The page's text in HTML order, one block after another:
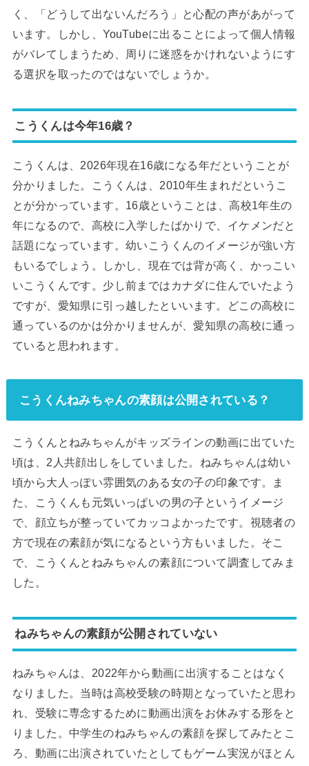
く、「どうして出ないんだろう」と心配の声があがって
います。しかし、YouTubeに出ることによって個人情報
がバレてしまうため、周りに迷惑をかけれないようにす
る選択を取ったのではないでしょうか。
こうくんは今年16歳？
こうくんは、2026年現在16歳になる年だということが
分かりました。こうくんは、2010年生まれだというこ
とが分かっています。16歳ということは、高校1年生の
年になるので、高校に入学したばかりで、イケメンだと
話題になっています。幼いこうくんのイメージが強い方
もいるでしょう。しかし、現在では背が高く、かっこい
いこうくんです。少し前まではカナダに住んでいたよう
ですが、愛知県に引っ越したといいます。どこの高校に
通っているのかは分かりませんが、愛知県の高校に通っ
ていると思われます。
こうくんねみちゃんの素顔は公開されている？
こうくんとねみちゃんがキッズラインの動画に出ていた
頃は、2人共顔出しをしていました。ねみちゃんは幼い
頃から大人っぽい雰囲気のある女の子の印象です。ま
た、こうくんも元気いっぱいの男の子というイメージ
で、顔立ちが整っていてカッコよかったです。視聴者の
方で現在の素顔が気になるという方もいました。そこ
で、こうくんとねみちゃんの素顔について調査してみま
した。
ねみちゃんの素顔が公開されていない
ねみちゃんは、2022年から動画に出演することはなく
なりました。当時は高校受験の時期となっていたと思わ
れ、受験に専念するために動画出演をお休みする形をと
りました。中学生のねみちゃんの素顔を探してみたとこ
ろ、動画に出演されていたとしてもゲーム実況がほとん